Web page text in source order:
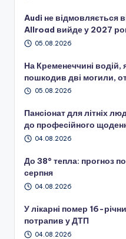
Audi не відмовляється
Allroad вийде у 2027
05.08.2026
На Кременеччині водій,
пошкодив дві могили,
05.08.2026
Пансіонат для літніх
до професійного
04.08.2026
До 38° тепла: прогноз
серпня
04.08.2026
У лікарні помер 16-
потрапив у ДТП
04.08.2026